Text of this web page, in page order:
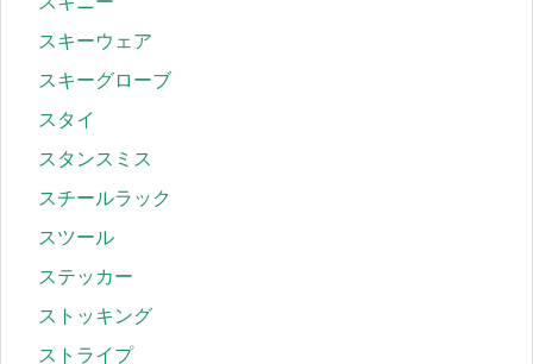
スキーウェア
スキーグローブ
スタイ
スタンスミス
スチールラック
スツール
ステッカー
ストッキング
ストライプ